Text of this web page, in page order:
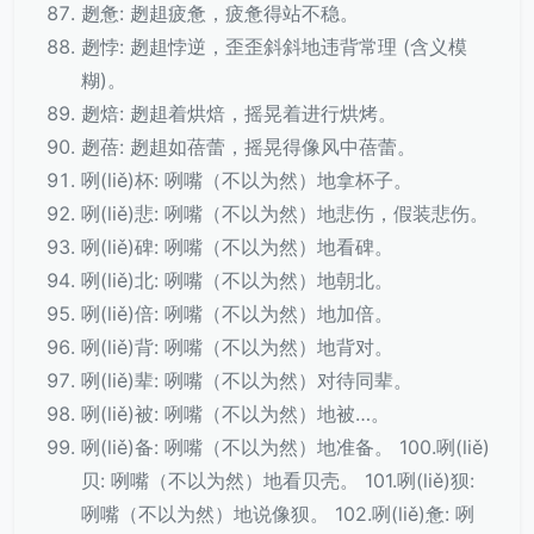
趔惫: 趔趄疲惫，疲惫得站不稳。
趔悖: 趔趄悖逆，歪歪斜斜地违背常理 (含义模
糊)。
趔焙: 趔趄着烘焙，摇晃着进行烘烤。
趔蓓: 趔趄如蓓蕾，摇晃得像风中蓓蕾。
咧(liě)杯: 咧嘴（不以为然）地拿杯子。
咧(liě)悲: 咧嘴（不以为然）地悲伤，假装悲伤。
咧(liě)碑: 咧嘴（不以为然）地看碑。
咧(liě)北: 咧嘴（不以为然）地朝北。
咧(liě)倍: 咧嘴（不以为然）地加倍。
咧(liě)背: 咧嘴（不以为然）地背对。
咧(liě)辈: 咧嘴（不以为然）对待同辈。
咧(liě)被: 咧嘴（不以为然）地被…。
咧(liě)备: 咧嘴（不以为然）地准备。 100.咧(liě)
贝: 咧嘴（不以为然）地看贝壳。 101.咧(liě)狈:
咧嘴（不以为然）地说像狈。 102.咧(liě)惫: 咧